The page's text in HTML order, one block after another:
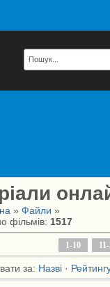
» Файли »
фільмів: 1517
1-10
за: Назві ·